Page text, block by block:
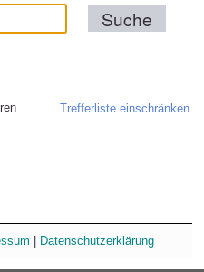
Trefferliste einschränken
Datenschutzerklärung